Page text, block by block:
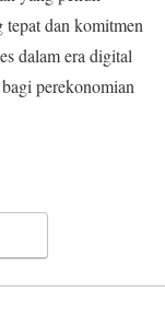
tepat dan komitmen
dalam era digital
perekonomian